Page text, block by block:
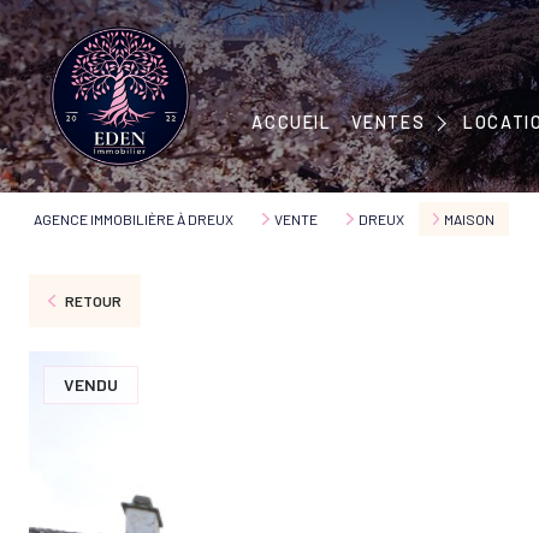
ACCUEIL VENTES
MAISONS
APPARTEMENTS
IMMEUBLES
TERRAINS
MAISONS
AGENCE IMMOBILIÈRE À DREUX VENTE DREUX MAISON
RETOUR
VENDU